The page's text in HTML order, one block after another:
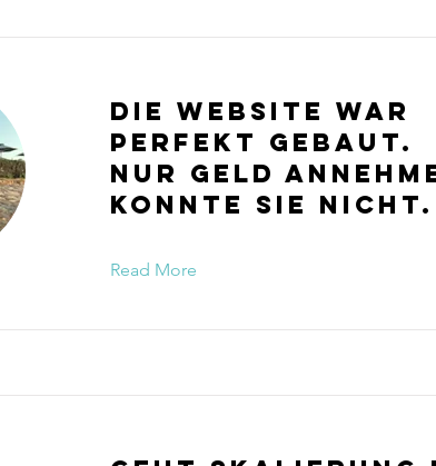
Die Website war
perfekt gebaut.
Nur Geld
konnte sie nicht.
Read More